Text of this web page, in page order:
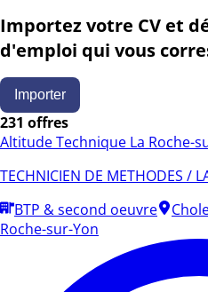
Importez votre CV et
d'emploi qui vous
Importer
231 offres
Altitude Technique La Roche-
TECHNICIEN DE METHODES /
BTP & second oeuvre
Roche-sur-Yon